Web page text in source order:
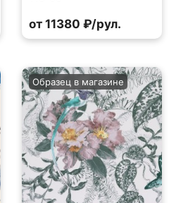
от 11380 ₽/рул.
Образец в магазине